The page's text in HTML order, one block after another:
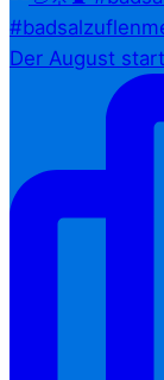
Der August